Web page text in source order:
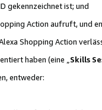
gekennzeichnet ist; und
Action aufruft, und
Shopping Action
haben (eine „ Skills
entweder: